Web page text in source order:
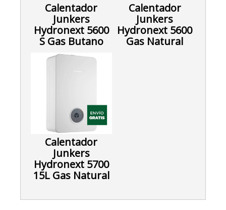
Calentador
Junkers
Hydronext 5600
S Gas Butano
Calentador
Junkers
Hydronext 5600
Gas Natural
Calentador
Junkers
Hydronext 5700
15L Gas Natural